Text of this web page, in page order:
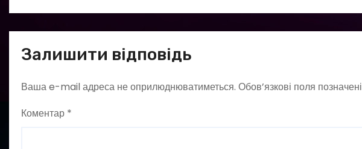
Залишити відповідь
Ваша e-mail адреса не оприлюднюватиметься. Обов’язкові поля позначені
Коментар *